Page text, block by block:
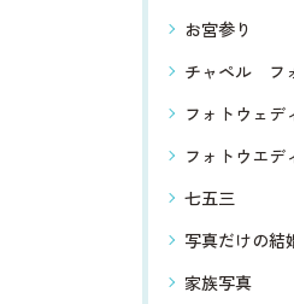
お宮参り
チャペル フ
フォトウェデ
フォトウエデ
七五三
写真だけの結
家族写真